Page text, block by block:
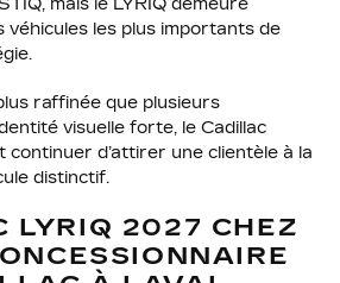
véhicules les plus importants de
raffinée que plusieurs
visuelle forte, le Cadillac
continuer d’attirer une clientèle à la
distinctif.
LYRIQ 2027 CHEZ